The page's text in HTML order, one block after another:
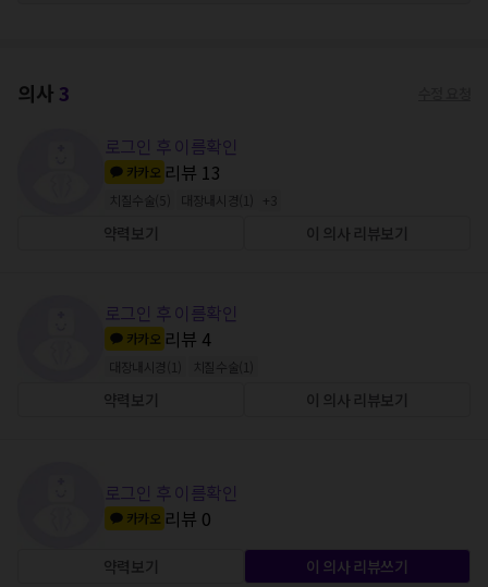
의사 3
로그인 후 이름확인
카카오 리뷰 13
치질수술 대장내시경 + 3
약력보기 이 의사 리뷰보기
로그인 후 이름확인
카카오 리뷰 4
대장내시경 치질수술
약력보기 이 의사 리뷰보기
로그인 후 이름확인
카카오 리뷰 0
약력보기 이 의사 리뷰쓰기